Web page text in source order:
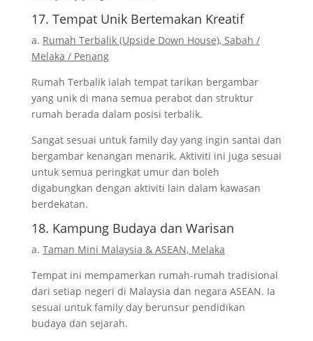
17. Tempat Unik Bertemakan Kreatif
a. Rumah Terbalik (Upside Down House), Sabah /
Melaka / Penang
Rumah Terbalik ialah tempat tarikan bergambar
yang unik di mana semua perabot dan struktur
rumah berada dalam posisi terbalik.
Sangat sesuai untuk family day yang ingin santai dan
bergambar kenangan menarik. Aktiviti ini juga sesuai
untuk semua peringkat umur dan boleh
digabungkan dengan aktiviti lain dalam kawasan
berdekatan.
18. Kampung Budaya dan Warisan
a. Taman Mini Malaysia & ASEAN, Melaka
Tempat ini mempamerkan rumah-rumah tradisional
dari setiap negeri di Malaysia dan negara ASEAN. Ia
sesuai untuk family day berunsur pendidikan
budaya dan sejarah.